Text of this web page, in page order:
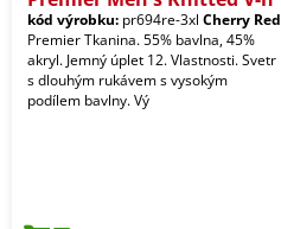
kód výrobku: pr694re-3xl Cherry Red
Premier Tkanina. 55% bavlna, 45%
akryl. Jemný úplet 12. Vlastnosti. Svetr
s dlouhým rukávem s vysokým
podílem bavlny. Vý